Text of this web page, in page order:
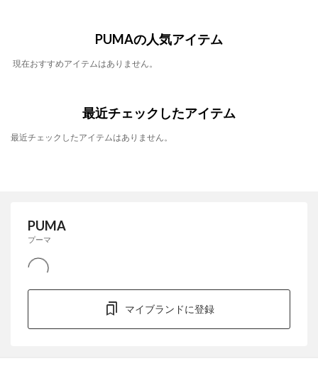
PUMAの人気アイテム
現在おすすめアイテムはありません。
最近チェックしたアイテム
最近チェックしたアイテムはありません。
PUMA
プーマ
マイブランドに登録